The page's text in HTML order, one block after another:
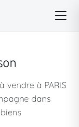
vendre à PARIS
dans